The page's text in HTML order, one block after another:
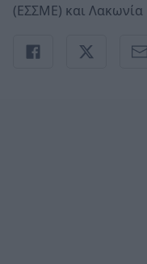
(ΕΣΣΜΕ) και Λακωνία